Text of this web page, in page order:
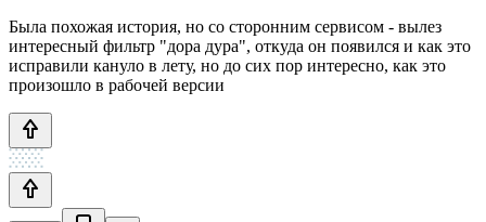
Была похожая история, но со сторонним сервисом - вылез
интересный фильтр "дора дура", откуда он появился и как это
исправили кануло в лету, но до сих пор интересно, как это
произошло в рабочей версии